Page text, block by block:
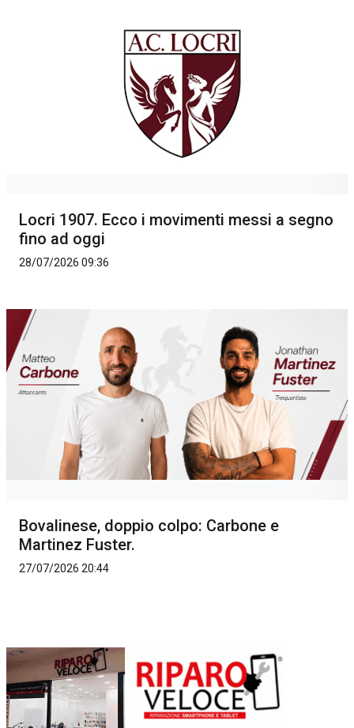
Locri 1907. Ecco i movimenti messi a segno
fino ad oggi
28/07/2026 09:36
Bovalinese, doppio colpo: Carbone e
Martinez Fuster.
27/07/2026 20:44